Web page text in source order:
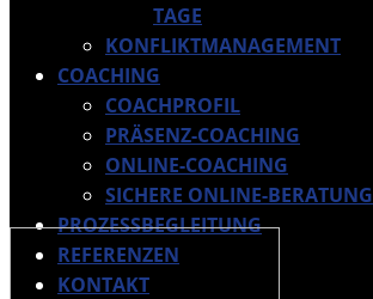
TAGE
KONFLIKTMANAGEMENT
COACHING
COACHPROFIL
PRÄSENZ-COACHING
ONLINE-COACHING
SICHERE ONLINE-BERATUNG
PROZESSBEGLEITUNG
REFERENZEN
KONTAKT